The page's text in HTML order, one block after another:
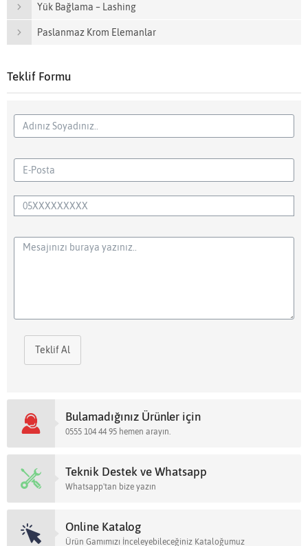
Yük Bağlama – Lashing
Paslanmaz Krom Elemanlar
Teklif Formu
Teklif Al
Bulamadığınız Ürünler için
0555 104 44 95 hemen arayın.
Teknik Destek ve Whatsapp
Whatsapp'tan bize yazın
Online Katalog
Ürün Gamımızı İnceleyebileceğiniz Kataloğumuz